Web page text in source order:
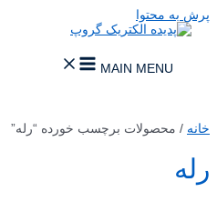
پرش به محتوا
MAIN MENU
خانه / محصولات برچسب خورده “رله”
رله